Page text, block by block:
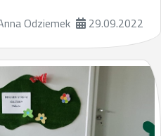
Odziemek 29.09.2022